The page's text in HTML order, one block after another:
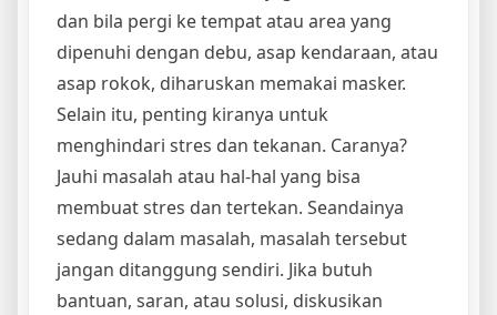
dan bila pergi ke tempat atau area yang
dipenuhi dengan debu, asap kendaraan, atau
asap rokok, diharuskan memakai masker.
Selain itu, penting kiranya untuk
menghindari stres dan tekanan. Caranya?
Jauhi masalah atau hal-hal yang bisa
membuat stres dan tertekan. Seandainya
sedang dalam masalah, masalah tersebut
jangan ditanggung sendiri. Jika butuh
bantuan, saran, atau solusi, diskusikan